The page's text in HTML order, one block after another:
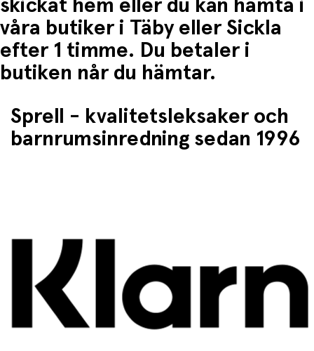
skickat hem eller du kan hämta i
våra butiker i Täby eller Sickla
efter 1 timme. Du betaler i
butiken når du hämtar.
Sprell - kvalitetsleksaker och
barnrumsinredning sedan 1996